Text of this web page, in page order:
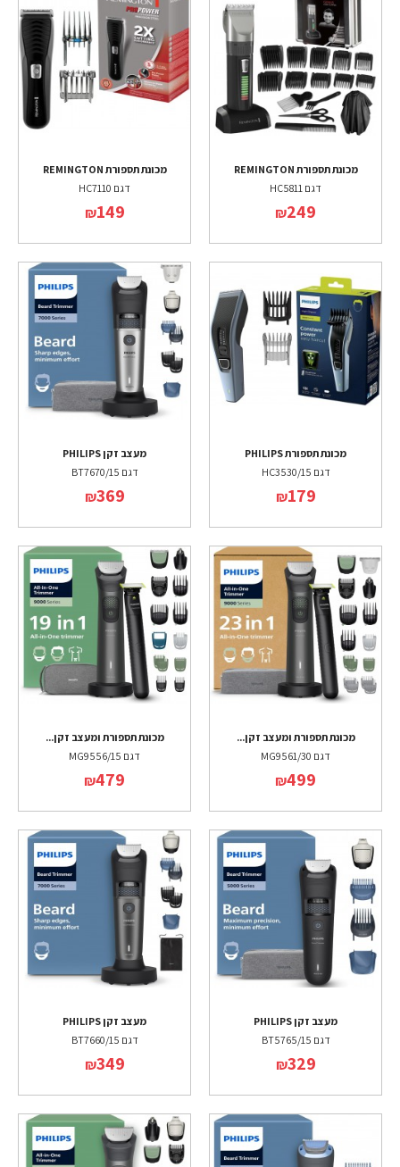
מכונת תספורת REMINGTON
דגם HC5811
₪249
מכונת תספורת REMINGTON
דגם HC7110
₪149
מכונת תספורת PHILIPS
דגם HC3530/15
₪179
מעצב זקן PHILIPS
דגם BT7670/15
₪369
מכונת תספורת ומעצב זקן...
דגם MG9561/30
₪499
מכונת תספורת ומעצב זקן...
דגם MG9556/15
₪479
מעצב זקן PHILIPS
דגם BT5765/15
₪329
מעצב זקן PHILIPS
דגם BT7660/15
₪349